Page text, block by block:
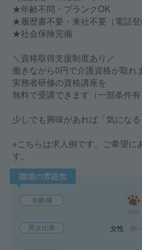
★年齢不問・ブランクOK
★履歴書不要・来社不要（電話登
★社会保険完備
＼資格取得支援制度あり／
働きながら0円で介護資格が取れ
実務者研修の資格講座を
無料で受講できます（一部条件有
少しでも興味があれば「気になる
※こちらは求人例です。ご希望に
す。
職場の雰囲気
年齢層
男女比率 女性